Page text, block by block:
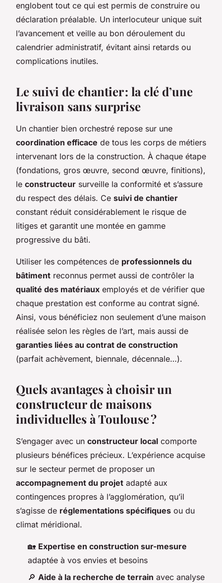
englobent tout ce qui est permis de construire ou
déclaration préalable. Un interlocuteur unique suit
l’avancement et veille au bon déroulement du
calendrier administratif, évitant ainsi retards ou
complications inutiles.
Le suivi de chantier : la clé d’une
livraison sans surprise
Un chantier bien orchestré repose sur une
coordination efficace de tous les corps de métiers
intervenant lors de la construction. À chaque étape
(fondations, gros œuvre, second œuvre, finitions),
le constructeur surveille la conformité et s’assure
du respect des délais. Ce suivi de chantier
constant réduit considérablement le risque de
litiges et garantit une montée en gamme
progressive du bâti.
Utiliser les compétences de professionnels du
bâtiment reconnus permet aussi de contrôler la
qualité des matériaux employés et de vérifier que
chaque prestation est conforme au contrat signé.
Ainsi, vous bénéficiez non seulement d’une maison
réalisée selon les règles de l’art, mais aussi de
garanties liées au contrat de construction
(parfait achèvement, biennale, décennale…).
Quels avantages à choisir un
constructeur de maisons
individuelles à Toulouse ?
S’engager avec un constructeur local comporte
plusieurs bénéfices précieux. L’expérience acquise
sur le secteur permet de proposer un
accompagnement du projet adapté aux
contingences propres à l’agglomération, qu’il
s’agisse de réglementations spécifiques ou du
climat méridional.
🏡 Expertise en construction sur-mesure
adaptée à vos envies et besoins
🔎 Aide à la recherche de terrain avec analyse